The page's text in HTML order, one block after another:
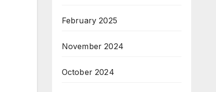
February 2025
November 2024
October 2024